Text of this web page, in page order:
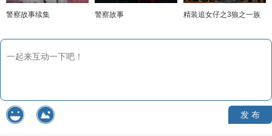
警察故事续集 警察故事 精装追女仔之3狼之一族
发 布